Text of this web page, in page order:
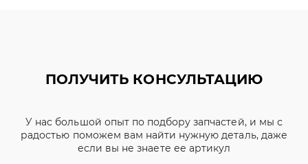
ПОЛУЧИТЬ КОНСУЛЬТАЦИЮ
У нас большой опыт по подбору запчастей, и мы с
радостью поможем вам найти нужную деталь, даже
если вы не знаете ее артикул